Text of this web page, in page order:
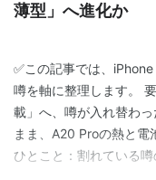
薄型」へ進化か
✅この記事では、
噂を軸に整理します。
載」へ、噂が入れ替わ
まま、A20 Proの熱と
ひとこと：割れている